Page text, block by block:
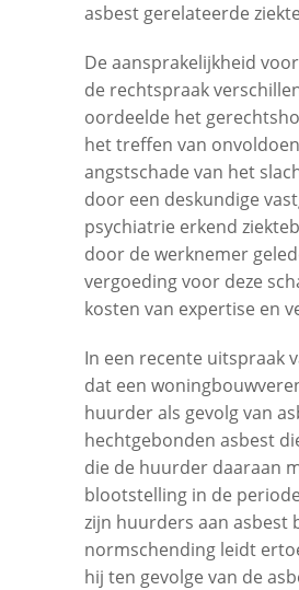
asbest gerelateerde
De aansprakelijkheid
de rechtspraak
oordeelde het
het treffen van
angstschade van het
door een deskundige
psychiatrie erkend
door de werknemer
vergoeding voor deze
kosten van expertise en
In een recente uitspraak
dat een
huurder als gevolg van
hechtgebonden asbest
die de huurder daaraan
blootstelling in de
zijn huurders aan asbest
normschending leidt
hij ten gevolge van de